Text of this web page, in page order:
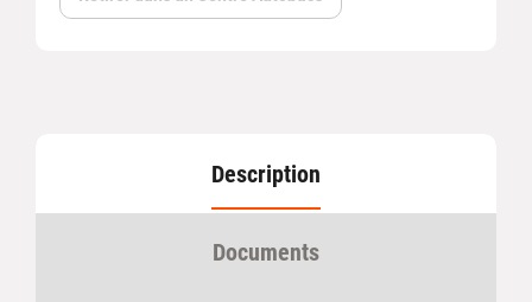
Description
Documents